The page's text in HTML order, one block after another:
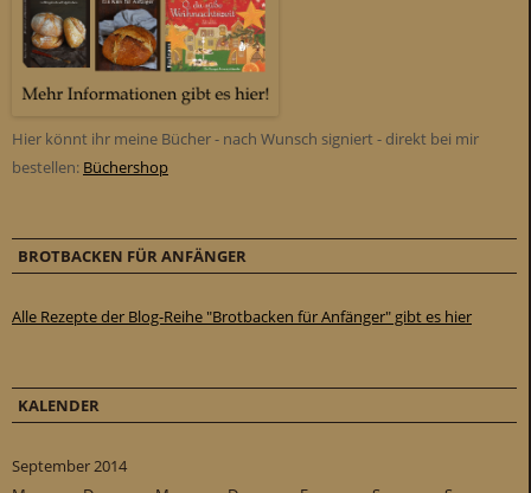
Hier könnt ihr meine Bücher - nach Wunsch signiert - direkt bei mir
bestellen: Büchershop
BROTBACKEN FÜR ANFÄNGER
Alle Rezepte der Blog-Reihe "Brotbacken für Anfänger" gibt es hier
KALENDER
September 2014